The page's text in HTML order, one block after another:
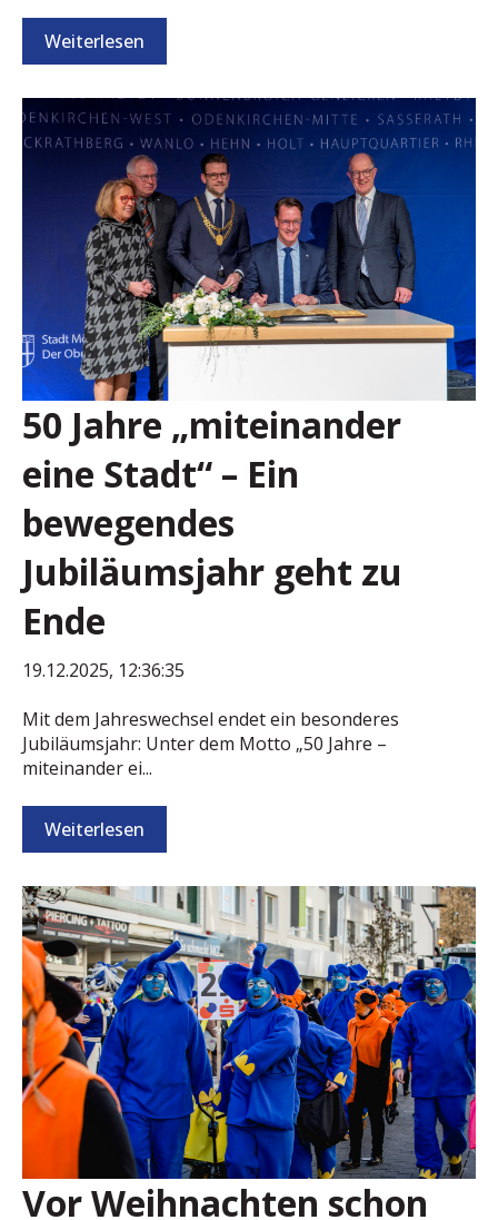
Weiterlesen
50 Jahre „miteinander
eine Stadt“ – Ein
bewegendes
Jubiläumsjahr geht zu
Ende
19.12.2025, 12:36:35
Mit dem Jahreswechsel endet ein besonderes
Jubiläumsjahr: Unter dem Motto „50 Jahre –
miteinander ei...
Weiterlesen
Vor Weihnachten schon